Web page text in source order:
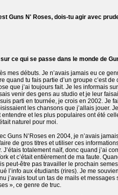
Guns N' Roses, dois-tu agir avec
ce qui se passe dans le monde de
mes débuts. Je n’avais jamais eu ce
tu fais partie d’un groupe c’est de
que j’ai toujours fait. Je les informais
venir des gens au studio et je leur
parti en tournée, je crois en 2002. Je
les chansons que j’allais jouer.
et les plus populaires ont été
naturel pour moi.
Guns N’Roses en 2004, je n’avais
de gros titres et utiliser ces
totalement naïf, donc quand j’ai
et c’était entièrement de ma faute.
peut-être pas travailler le prochain
l’info aux étudiants (rires). Je me
j’avais tout un tas de mails et
», ce genre de truc.